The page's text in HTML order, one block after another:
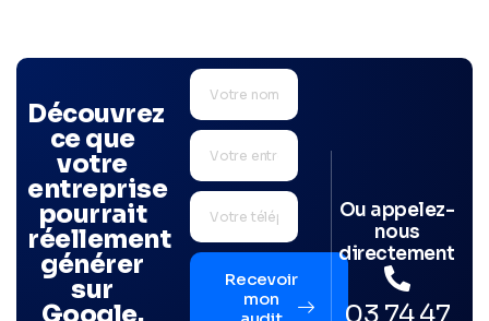
Découvrez
ce que
votre
entreprise
pourrait
réellement
générer
sur
Recevoir
mon
Ou appelez-
nous
directement
03 74 47